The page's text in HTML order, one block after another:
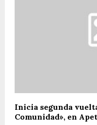
Inicia segunda
Comunidad», en